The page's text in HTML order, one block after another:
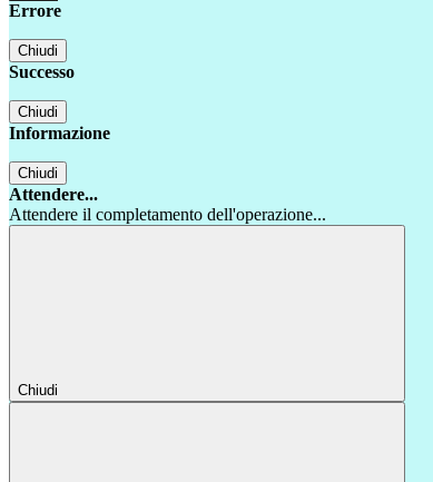
Errore
Chiudi
Successo
Chiudi
Informazione
Chiudi
Attendere...
Attendere il completamento dell'operazione...
Chiudi